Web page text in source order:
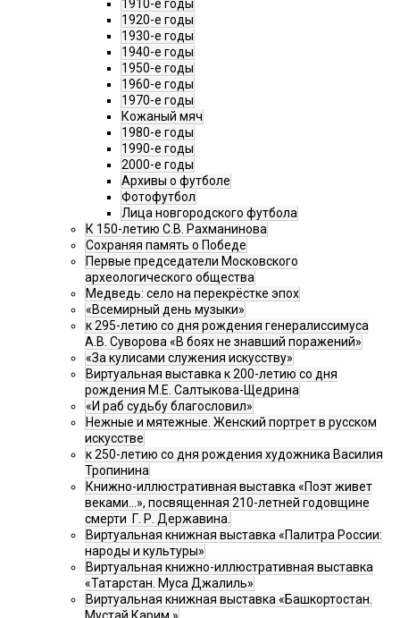
1910-е годы
1920-е годы
1930-е годы
1940-е годы
1950-е годы
1960-е годы
1970-е годы
Кожаный мяч
1980-е годы
1990-е годы
2000-е годы
Архивы о футболе
Фотофутбол
Лица новгородского футбола
К 150-летию С.В. Рахманинова
Сохраняя память о Победе
Первые председатели Московского
археологического общества
Медведь: село на перекрёстке эпох
«Всемирный день музыки»
к 295-летию со дня рождения генералиссимуса
А.В. Суворова «В боях не знавший поражений»
«За кулисами служения искусству»
Виртуальная выставка к 200-летию со дня
рождения М.Е. Салтыкова-Щедрина
«И раб судьбу благословил»
Нежные и мятежные. Женский портрет в русском
искусстве
к 250-летию со дня рождения художника Василия
Тропинина
Книжно-иллюстративная выставка «Поэт живет
веками…», посвященная 210-летней годовщине
смерти Г. Р. Державина.
Виртуальная книжная выставка «Палитра России:
народы и культуры»
Виртуальная книжно-иллюстративная выставка
«Татарстан. Муса Джалиль»
Виртуальная книжная выставка «Башкортостан.